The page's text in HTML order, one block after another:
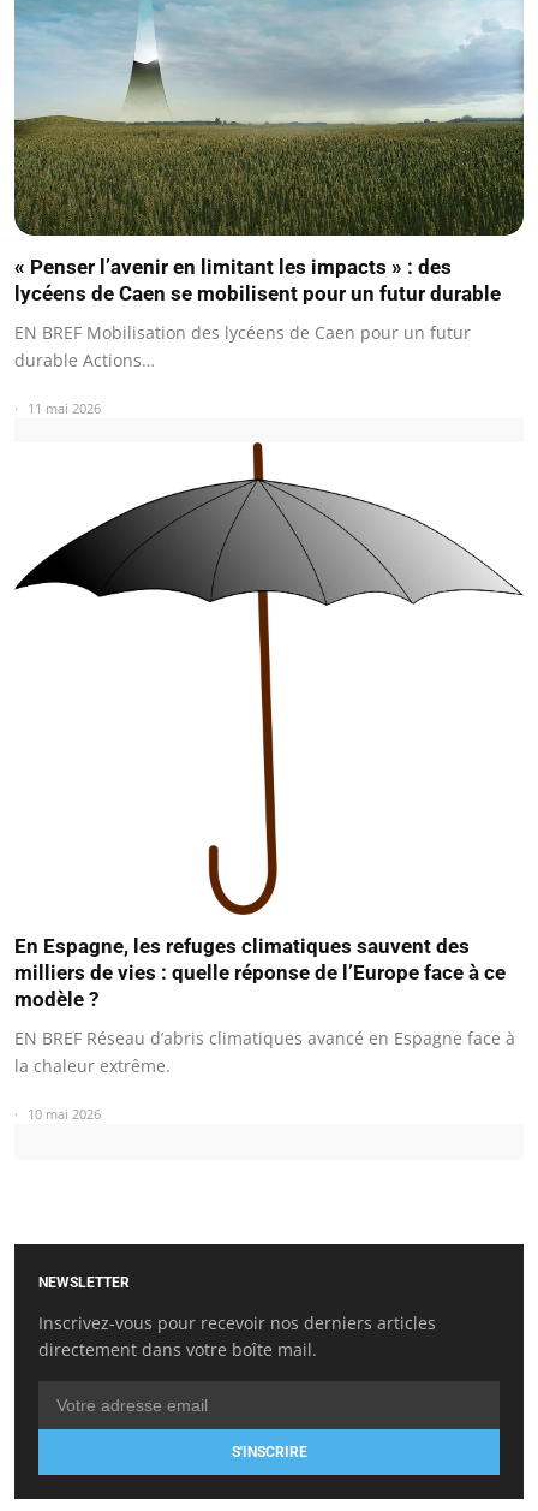
« Penser l’avenir en limitant les impacts » : des
lycéens de Caen se mobilisent pour un futur durable
EN BREF Mobilisation des lycéens de Caen pour un futur
durable Actions…
11 mai 2026
En Espagne, les refuges climatiques sauvent des
milliers de vies : quelle réponse de l’Europe face à ce
modèle ?
EN BREF Réseau d’abris climatiques avancé en Espagne face à
la chaleur extrême.
10 mai 2026
NEWSLETTER
Inscrivez-vous pour recevoir nos derniers articles
directement dans votre boîte mail.
S'INSCRIRE